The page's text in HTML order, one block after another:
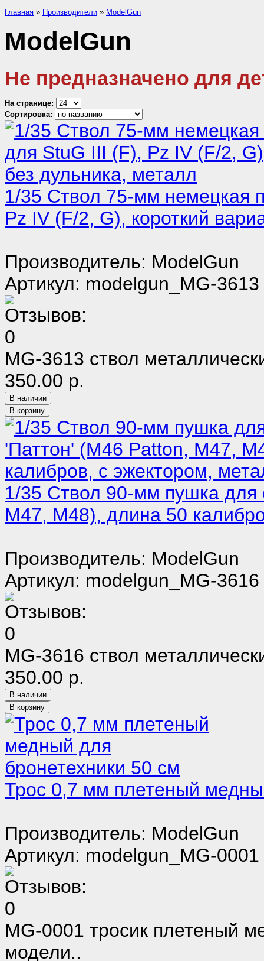
Главная » Производители » ModelGun
ModelGun
Не предназначено для
На странице:
Сортировка:
1/35 Ствол 75-мм немецкая
Pz IV (F/2, G), короткий
Производитель: ModelGun
Артикул: modelgun_MG-3613
MG-3613 ствол
350.00 р.
1/35 Ствол 90-мм пушка для
M47, M48), длина 50
Производитель: ModelGun
Артикул: modelgun_MG-3616
MG-3616 ствол
350.00 р.
Трос 0,7 мм плетеный
Производитель: ModelGun
Артикул: modelgun_MG-0001
MG-0001 тросик плетеный
модели..